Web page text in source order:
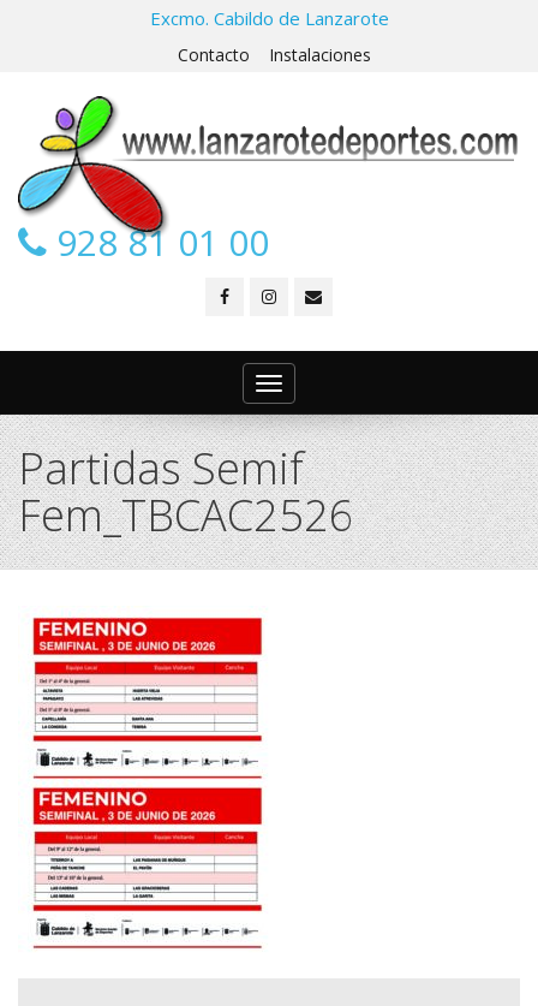
Excmo. Cabildo de Lanzarote
Contacto Instalaciones
928 81 01 00
Toggle
navigation
Partidas Semif
Fem_TBCAC2526